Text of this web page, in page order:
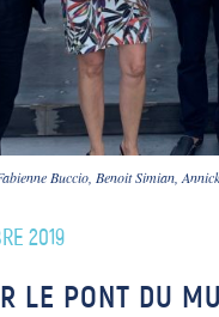
Buccio, Benoit Simian,
2019
LE PONT DU